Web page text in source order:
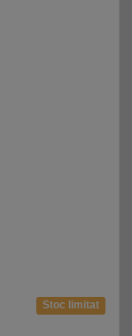
Stoc limitat